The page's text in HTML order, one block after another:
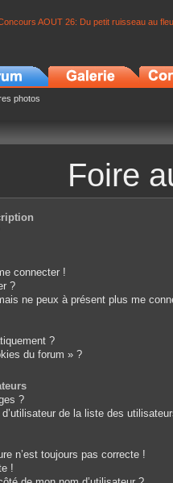
AOUT 26: Du petit ruisseau au
photos
Foire
connecter !
?
ne peux à présent plus me
?
du forum » ?
?
de la liste des
n’est toujours pas correcte !
!